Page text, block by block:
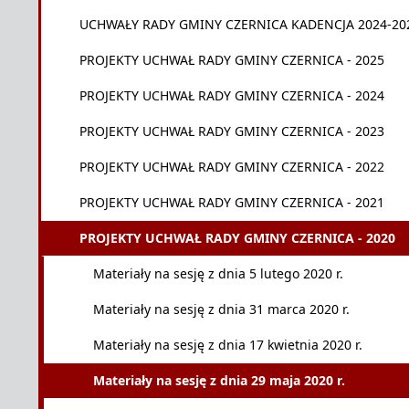
UCHWAŁY RADY GMINY CZERNICA KADENCJA 2024-
PROJEKTY UCHWAŁ RADY GMINY CZERNICA - 2025
PROJEKTY UCHWAŁ RADY GMINY CZERNICA - 2024
PROJEKTY UCHWAŁ RADY GMINY CZERNICA - 2023
PROJEKTY UCHWAŁ RADY GMINY CZERNICA - 2022
PROJEKTY UCHWAŁ RADY GMINY CZERNICA - 2021
PROJEKTY UCHWAŁ RADY GMINY CZERNICA - 2020
Materiały na sesję z dnia 5 lutego 2020 r.
Materiały na sesję z dnia 31 marca 2020 r.
Materiały na sesję z dnia 17 kwietnia 2020 r.
Materiały na sesję z dnia 29 maja 2020 r.